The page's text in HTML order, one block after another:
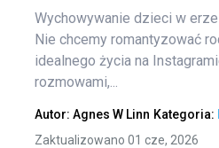
Wychowywanie dzieci w
Nie chcemy romantyzować
idealnego życia na
rozmowami,...
Autor: Agnes W Linn Kategoria:
Zaktualizowano 01 cze, 2026